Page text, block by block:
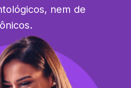
nem de